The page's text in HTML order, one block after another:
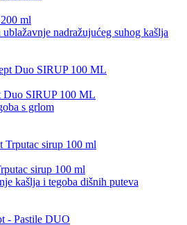
ml
nadražujućeg suhog kašlja
Duo SIRUP 100 ML
s grlom
sirup 100 ml
kašlja i tegoba dišnih puteva